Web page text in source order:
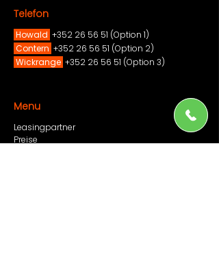
Telefon
Howald +352 26 56 51 (Option 1)
Contern +352 26 56 51 (Option 2)
Wickrange +352 26 56 51 (Option 3)​
Menu
Leasingpartner
Preise